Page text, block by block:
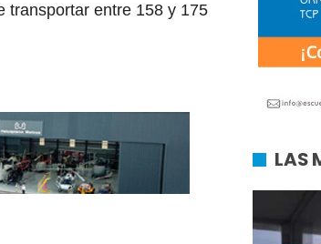
transportar entre 158 y 175
LAS